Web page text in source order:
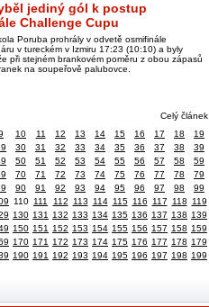
jediný gól k postup
Challenge Cupu
Poruba prohrály v odvetě osmifinále
v tureckém v Izmiru 17:23 (10:10) a byly
při stejném brankovém poměru z obou zápasů
na soupeřově palubovce.
Celý článek
10 11 12 13 14 15 16 17 18 19
30 31 32 33 34 35 36 37 38 39
50 51 52 53 54 55 56 57 58 59
70 71 72 73 74 75 76 77 78 79
90 91 92 93 94 95 96 97 98 99
110 111 112 113 114 115 116 117 118 119
130 131 132 133 134 135 136 137 138 139
150 151 152 153 154 155 156 157 158 159
170 171 172 173 174 175 176 177 178 179
190 191 192 193 194 195 196 197 198 199